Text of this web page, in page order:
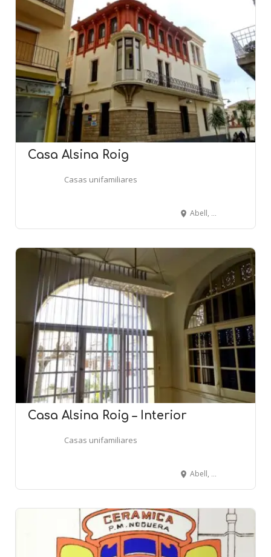
Casa Alsina Roig
Casas unifamiliares
Abell, 2 - Riera Buscarons, 50 - CANET DE MAR
Casa Alsina Roig – Interior
Casas unifamiliares
Abell, 2 - Riera Buscarons, 50 - CANET DE MAR